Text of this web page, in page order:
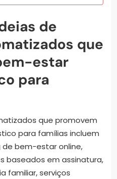
de
que
estar
para
que promovem
para famílias incluem
bem-estar online,
baseados em assinatura,
familiar, serviços